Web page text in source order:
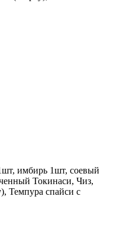
имбирь 1шт, соевый
Токинаси, Чиз,
Темпура спайси с